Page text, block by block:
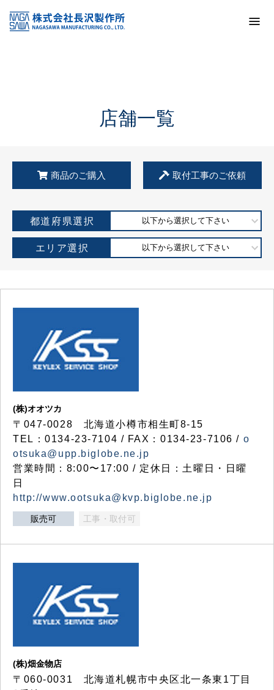
KSS加盟店・取扱店情報
店舗一覧
店舗一覧
商品のご購入 取付工事のご依頼
都道府県選択 以下から選択して下さい
エリア選択 以下から選択して下さい
(株)オオツカ
〒047-0028 北海道小樽市相生町8-15
TEL：0134-23-7104 / FAX：0134-23-7106 / o
otsuka@upp.biglobe.ne.jp
営業時間：8:00〜17:00 / 定休日：土曜日・日曜
日
http://www.ootsuka@kvp.biglobe.ne.jp
販売可 工事・取付可
(株)畑金物店
〒060-0031 北海道札幌市中央区北一条東1丁目